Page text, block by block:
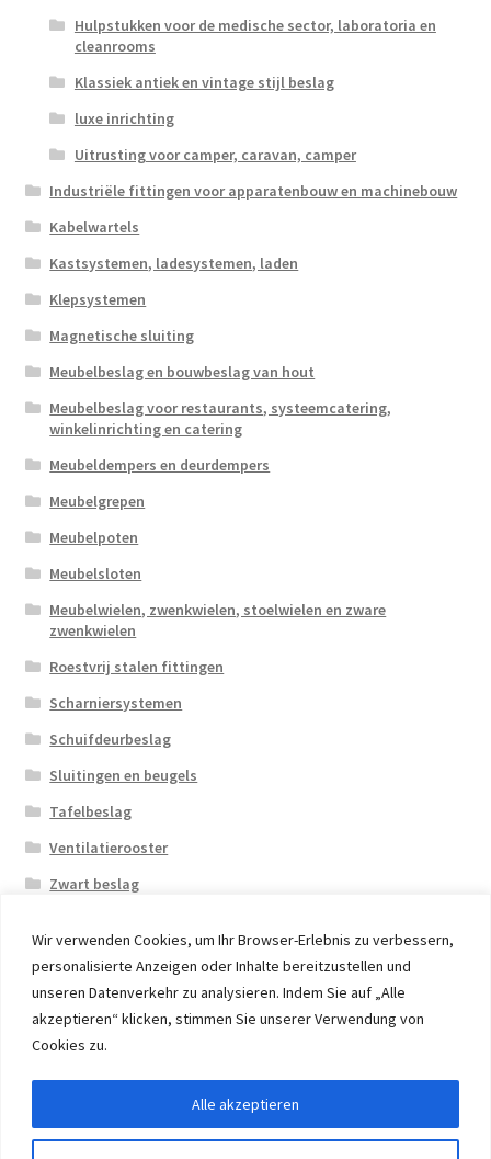
Wir verwenden Cookies, um Ihr Browser-Erlebnis zu verbessern,
personalisierte Anzeigen oder Inhalte bereitzustellen und
unseren Datenverkehr zu analysieren. Indem Sie auf „Alle
akzeptieren“ klicken, stimmen Sie unserer Verwendung von
Cookies zu.
Alle akzeptieren
Hulpstukken voor de medische sector, laboratoria en
cleanrooms
Klassiek antiek en vintage stijl beslag
luxe inrichting
Uitrusting voor camper, caravan, camper
Industriële fittingen voor apparatenbouw en machinebouw
Kabelwartels
Kastsystemen, ladesystemen, laden
Klepsystemen
Magnetische sluiting
Meubelbeslag en bouwbeslag van hout
Meubelbeslag voor restaurants, systeemcatering,
winkelinrichting en catering
Meubeldempers en deurdempers
Meubelgrepen
Meubelpoten
Meubelsloten
Meubelwielen, zwenkwielen, stoelwielen en zware
zwenkwielen
Roestvrij stalen fittingen
Scharniersystemen
Schuifdeurbeslag
Sluitingen en beugels
Tafelbeslag
Ventilatierooster
Zwart beslag
© 2026 Eruon Trade UG, Germany, member of the ERUON